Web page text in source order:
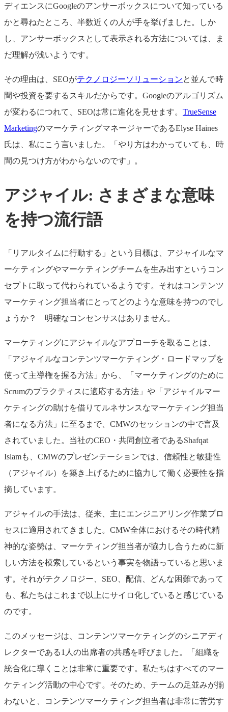
ディエンスにGoogleのアンサーボックスについて知っている
かと尋ねたところ、半数近くの人が手を挙げました。しか
し、アンサーボックスとして表示される方法については、ま
だ理解が浅いようです。
その理由は、SEOがテクノロジーソリューションと並んで時
間や投資を要するスキルだからです。Googleのアルゴリズム
が変わるにつれて、SEOは常に進化を見せます。 TrueSense
MarketingのマーケティングマネージャーであるElyse Haines
氏は、私にこう言いました。「やり方はわかっていても、時
間の見つけ方がわからないのです」。
アジャイル: さまざまな意味
を持つ流行語
「リアルタイムに行動する」という目標は、アジャイルなマ
ーケティングやマーケティングチームを生み出すというコン
セプトに取って代わられているようです。それはコンテンツ
マーケティング担当者にとってどのような意味を持つのでし
ょうか？ 明確なコンセンサスはありません。
マーケティングにアジャイルなアプローチを取ることは、
「アジャイルなコンテンツマーケティング・ロードマップを
使って主導権を握る方法」から、「マーケティングのために
Scrumのプラクティスに適応する方法」や「アジャイルマー
ケティングの助けを借りてルネサンスなマーケティング担当
者になる方法」に至るまで、CMWのセッションの中で言及
されていました。当社のCEO・共同創立者であるShafqat
Islamも、CMWのプレゼンテーションでは、信頼性と敏捷性
（アジャイル）を築き上げるために協力して働く必要性を指
摘しています。
アジャイルの手法は、従来、主にエンジニアリング作業プロ
セスに適用されてきました。CMW全体におけるその時代精
神的な姿勢は、マーケティング担当者が協力し合うために新
しい方法を模索しているという事実を物語っていると思いま
す。それがテクノロジー、SEO、配信、どんな困難であって
も、私たちはこれまで以上にサイロ化していると感じている
のです。
このメッセージは、コンテンツマーケティングのシニアディ
レクターである1人の出席者の共感を呼びました。「組織を
統合化に導くことは非常に重要です。私たちはすべてのマー
ケティング活動の中心です。そのため、チームの足並みが揃
わないと、コンテンツマーケティング担当者は非常に苦労す